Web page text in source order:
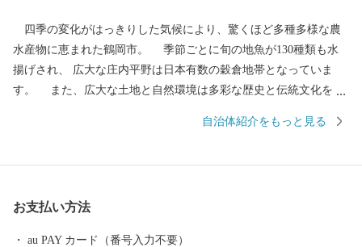
四季の変化がはっきりした気候により、驚くほど多種多様な農
水産物に恵まれた鶴岡市。 季節ごとに旬の地魚が130種類も水
揚げされ、 広大な庄内平野は日本有数の穀倉地帯となっていま
す。 また、広大な土地と自然環境は多彩な歴史と伝統文化をも
市民の手によって大切に継承されています。 その特色が認めら
合わせ 鶴岡市総務部総務課 ふるさと納税担当（平日8時30分~17
自治体紹介をもっと見る
お支払い方法
au PAY カード（番号入力不要）